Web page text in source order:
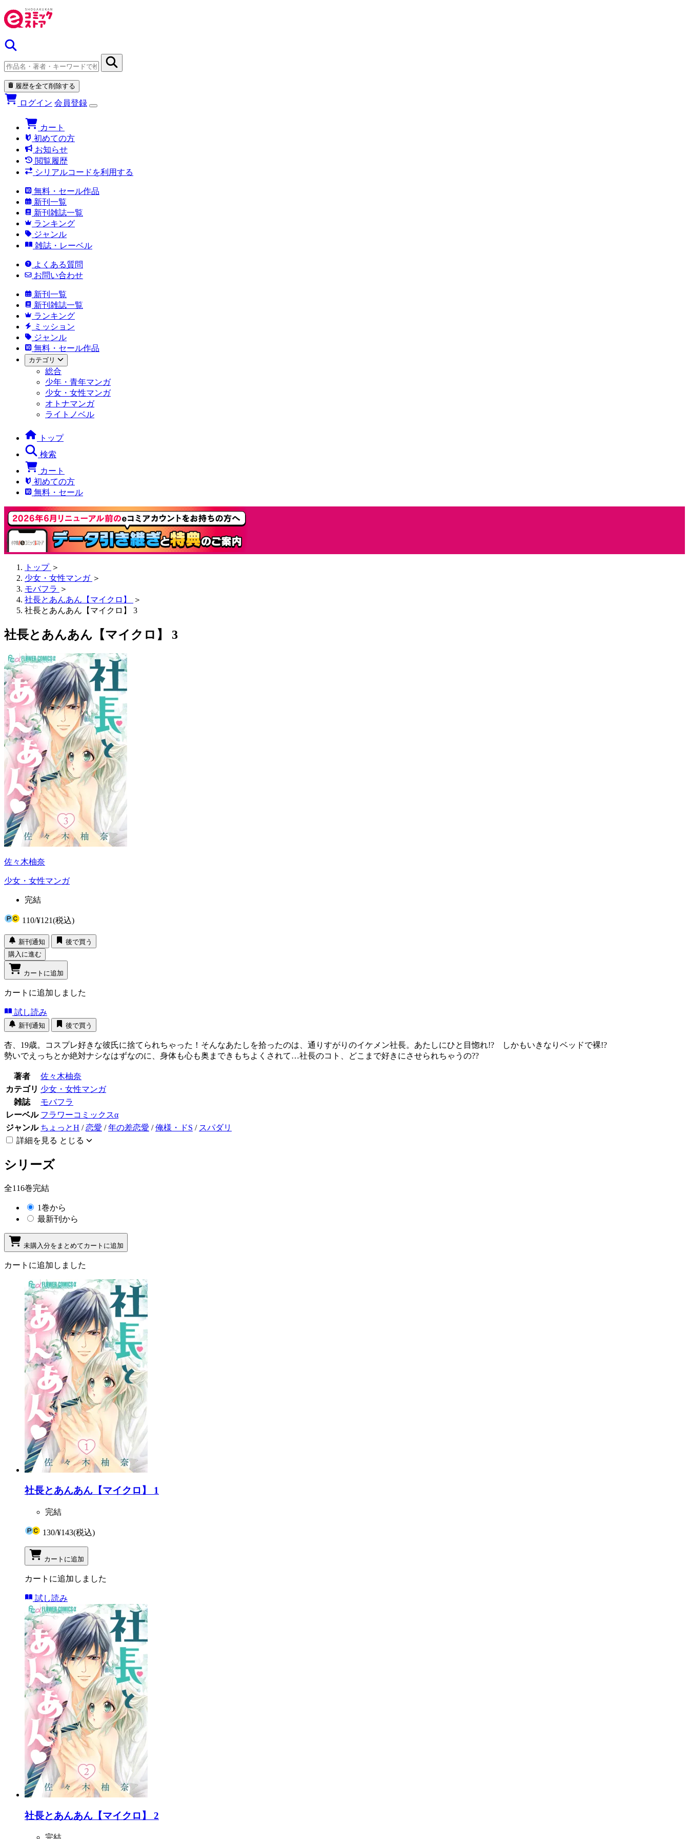
履歴を全て削除する
ログイン 会員登録
カート
初めての方
お知らせ
閲覧履歴
シリアルコードを利用する
無料・セール作品
新刊一覧
新刊雑誌一覧
ランキング
ジャンル
雑誌・レーベル
よくある質問
お問い合わせ
新刊一覧
新刊雑誌一覧
ランキング
ミッション
ジャンル
無料・セール作品
カテゴリ
総合
少年・青年マンガ
少女・女性マンガ
オトナマンガ
ライトノベル
トップ
検索
カート
初めての方
無料・セール
トップ ＞
少女・女性マンガ ＞
モバフラ ＞
社長とあんあん【マイクロ】
＞
社長とあんあん【マイクロ】 3
社長とあんあん【マイクロ】 3
佐々木柚奈
少女・女性マンガ
完結
110/¥121(税込)
新刊通知
後で買う
購入に進む
カートに追加
カートに追加しました
試し読み
新刊通知 後で買う
杏、19歳。コスプレ好きな彼氏に捨てられちゃった！そんなあたしを拾ったのは、通りすがりのイケメン社長。あたしにひと目惚れ!? しかもいきなりベッドで裸!?
勢いでえっちとか絶対ナシなはずなのに、身体も心も奥まできもちよくされて…社長のコト、どこまで好きにさせられちゃうの??
著者
佐々木柚奈
カテゴリ 少女・女性マンガ
雑誌
モバフラ
レーベル フラワーコミックスα
ジャンル ちょっとH /恋愛 /年の差恋愛 /俺様・ドS / スパダリ
詳細を見る とじる
シリーズ
全116巻完結
1巻から
最新刊から
未購入分をまとめてカートに追加
カートに追加しました
社長とあんあん【マイクロ】 1
完結
130/¥143(税込)
カートに追加
カートに追加しました
試し読み
社長とあんあん【マイクロ】 2
完結